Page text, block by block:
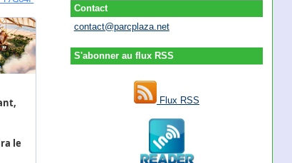
Contact
contact@parcplaza.net
S'abonner au flux RSS
Flux RSS